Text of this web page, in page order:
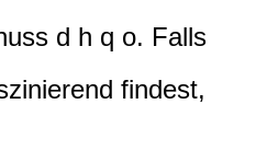
d h q o. Falls
findest,